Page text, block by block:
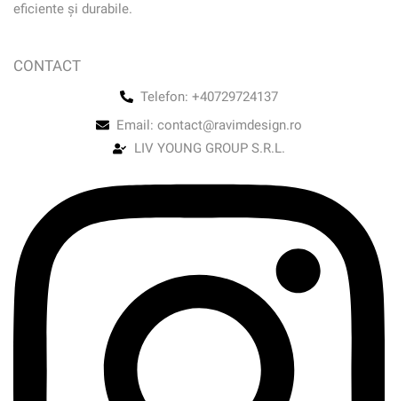
eficiente și durabile.
CONTACT
Telefon: +40729724137
Email: contact@ravimdesign.ro
LIV YOUNG GROUP S.R.L.